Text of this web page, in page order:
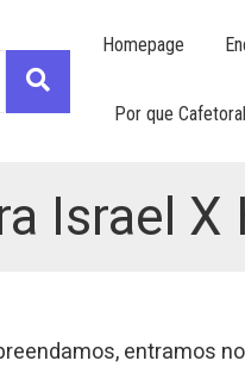
Homepage
Por que
Israel X
entramos